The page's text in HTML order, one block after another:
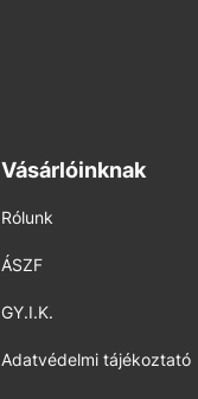
Vásárlóinknak
Rólunk
ÁSZF
GY.I.K.
Adatvédelmi tájékoztató